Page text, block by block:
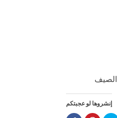
إنشروها لو عجبتكم